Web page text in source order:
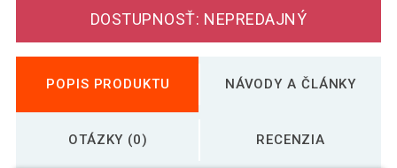
DOSTUPNOSŤ: NEPREDAJNÝ
POPIS PRODUKTU NÁVODY A ČLÁNKY
OTÁZKY (0) RECENZIA